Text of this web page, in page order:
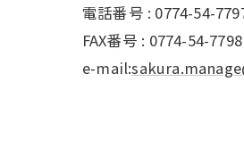
電話番号 : 0774-54-
FAX番号 : 0774-54-7798
e-mail: